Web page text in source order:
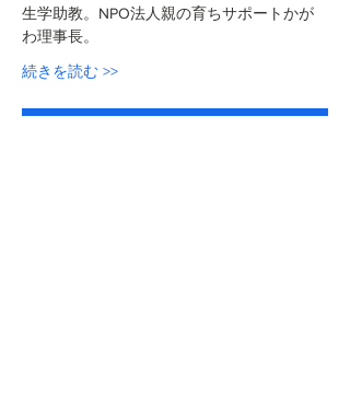
生学助教。NPO法人親の育ちサポートかが
わ理事長。
続きを読む >>